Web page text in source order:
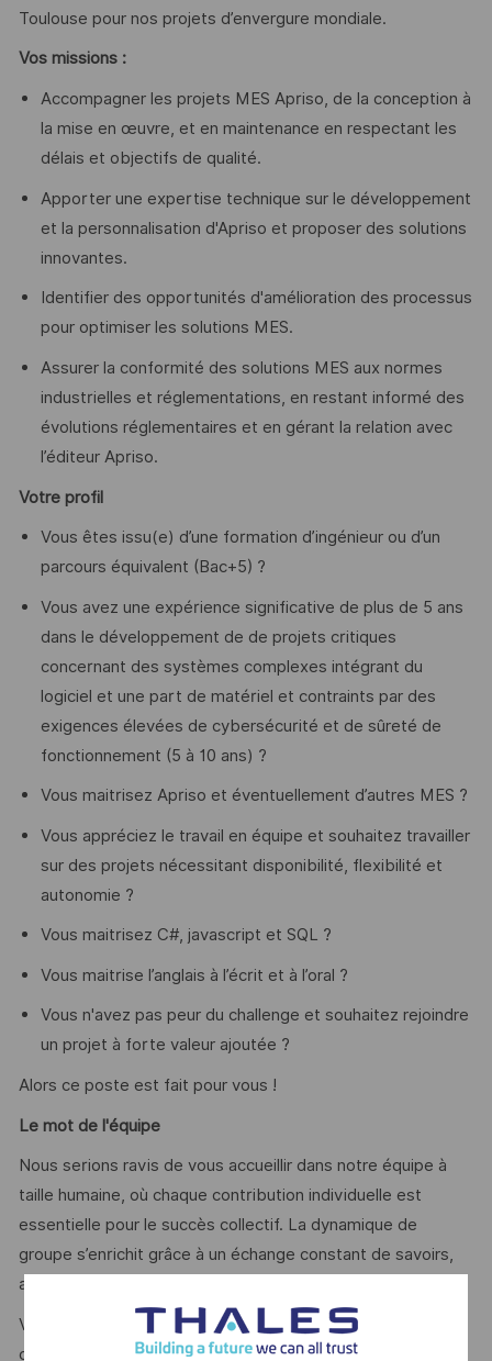
Toulouse pour nos projets d’envergure mondiale.
Vos missions :
Accompagner les projets MES Apriso, de la conception à
la mise en œuvre, et en maintenance en respectant les
délais et objectifs de qualité.
Apporter une expertise technique sur le développement
et la personnalisation d'Apriso et proposer des solutions
innovantes.
Identifier des opportunités d'amélioration des processus
pour optimiser les solutions MES.
Assurer la conformité des solutions MES aux normes
industrielles et réglementations, en restant informé des
évolutions réglementaires et en gérant la relation avec
l’éditeur Apriso.
Votre profil
Vous êtes issu(e) d’une formation d’ingénieur ou d’un
parcours équivalent (Bac+5) ?
Vous avez une expérience significative de plus de 5 ans
dans le développement de de projets critiques
concernant des systèmes complexes intégrant du
logiciel et une part de matériel et contraints par des
exigences élevées de cybersécurité et de sûreté de
fonctionnement (5 à 10 ans) ?
Vous maitrisez Apriso et éventuellement d’autres MES ?
Vous appréciez le travail en équipe et souhaitez travailler
sur des projets nécessitant disponibilité, flexibilité et
autonomie ?
Vous maitrisez C#, javascript et SQL ?
Vous maitrise l’anglais à l’écrit et à l’oral ?
Vous n'avez pas peur du challenge et souhaitez rejoindre
un projet à forte valeur ajoutée ?
Alors ce poste est fait pour vous !
Le mot de l'équipe
Nous serions ravis de vous accueillir dans notre équipe à
taille humaine, où chaque contribution individuelle est
essentielle pour le succès collectif. La dynamique de
groupe s’enrichit grâce à un échange constant de savoirs,
au mentorat et à notre savoir-faire.
Vous aurez l’opportunité de développer des outils de
communication dans le secteur de la défense, tout en